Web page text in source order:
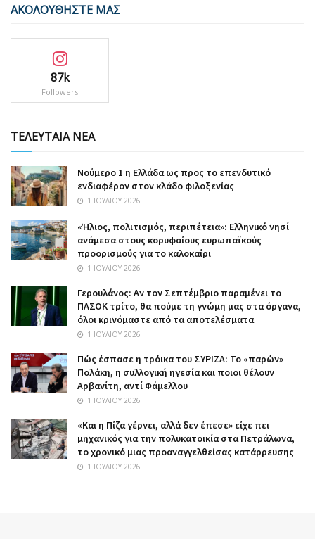
ΑΚΟΛΟΥΘΗΣΤΕ ΜΑΣ
87k
Followers
ΤΕΛΕΥΤΑΙΑ ΝΕΑ
Nούμερο 1 η Ελλάδα ως προς το επενδυτικό
ενδιαφέρον στον κλάδο φιλοξενίας
1 ΙΟΥΛΊΟΥ 2026
«Ήλιος, πολιτισμός, περιπέτεια»: Ελληνικό νησί
ανάμεσα στους κορυφαίους ευρωπαϊκούς
προορισμούς για το καλοκαίρι
1 ΙΟΥΛΊΟΥ 2026
Γερουλάνος: Αν τον Σεπτέμβριο παραμένει το
ΠΑΣΟΚ τρίτο, θα πούμε τη γνώμη μας στα όργανα,
όλοι κρινόμαστε από τα αποτελέσματα
1 ΙΟΥΛΊΟΥ 2026
Πώς έσπασε η τρόικα του ΣΥΡΙΖΑ: Το «παρών»
Πολάκη, η συλλογική ηγεσία και ποιοι θέλουν
Αρβανίτη, αντί Φάμελλου
1 ΙΟΥΛΊΟΥ 2026
«Και η Πίζα γέρνει, αλλά δεν έπεσε» είχε πει
μηχανικός για την πολυκατοικία στα Πετράλωνα,
το χρονικό μιας προαναγγελθείσας κατάρρευσης
1 ΙΟΥΛΊΟΥ 2026